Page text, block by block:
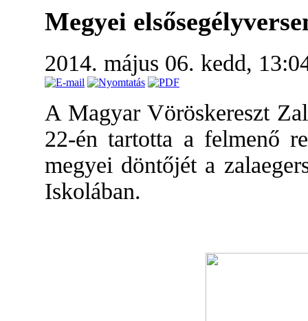
Megyei
2014. május 06. kedd,
A Magyar Vöröskereszt
22-én tartotta a felmenő
megyei döntőjét a
Iskolában.